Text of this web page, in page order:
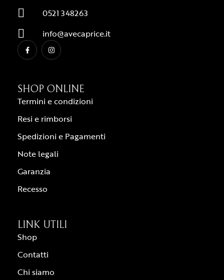
0521 348263
info@avecaprice.it
SHOP ONLINE
Termini e condizioni
Resi e rimborsi
Spedizioni e Pagamenti
Note legali
Garanzia
Recesso
LINK UTILI
Shop
Contatti
Chi siamo